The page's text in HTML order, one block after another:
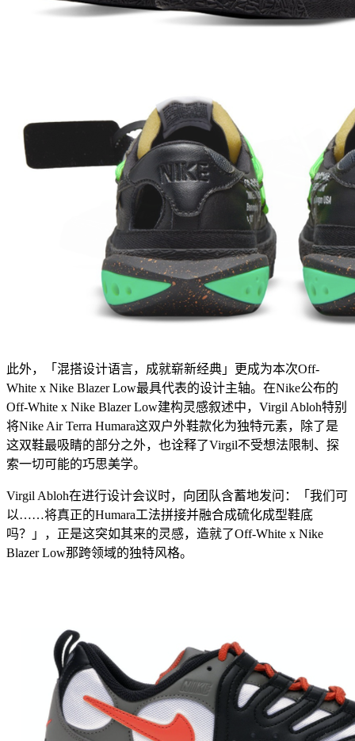
此外，「混搭设计语言，成就崭新经典」更成为本次Off-
White x Nike Blazer Low最具代表的设计主轴。在Nike公布的
Off-White x Nike Blazer Low建构灵感叙述中，Virgil Abloh特别
将Nike Air Terra Humara这双户外鞋款化为独特元素，除了是
这双鞋最吸睛的部分之外，也诠释了Virgil不受想法限制、探
索一切可能的巧思美学。
Virgil Abloh在进行设计会议时，向团队含蓄地发问：「我们可
以……将真正的Humara工法拼接并融合成硫化成型鞋底
吗？」，正是这突如其来的灵感，造就了Off-White x Nike
Blazer Low那跨领域的独特风格。